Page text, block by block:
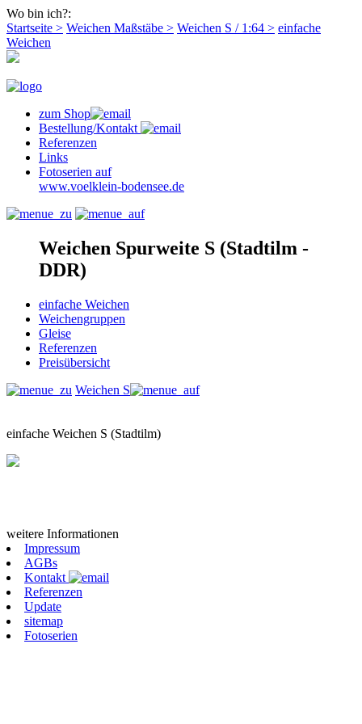
Wo bin ich?:
Startseite > Weichen Maßstäbe > Weichen S / 1:64 > einfache
Weichen
zum Shop
Bestellung/Kontakt
Referenzen
Links
Fotoserien auf
www.voelklein-bodensee.de
Weichen Spurweite S (Stadtilm -
DDR)
einfache Weichen
Weichengruppen
Gleise
Referenzen
Preisübersicht
Weichen S
einfache Weichen S (Stadtilm)
weitere Informationen
Impressum
AGBs
Kontakt
Referenzen
Update
sitemap
Fotoserien